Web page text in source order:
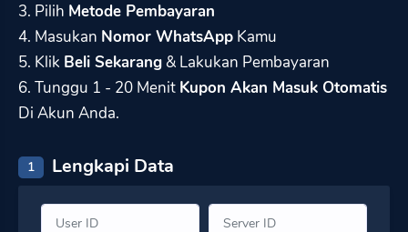
3. Pilih Metode Pembayaran
4. Masukan Nomor WhatsApp Kamu
5. Klik Beli Sekarang & Lakukan Pembayaran
6. Tunggu 1 - 20 Menit Kupon Akan Masuk Otomatis
Di Akun Anda.
1 Lengkapi Data